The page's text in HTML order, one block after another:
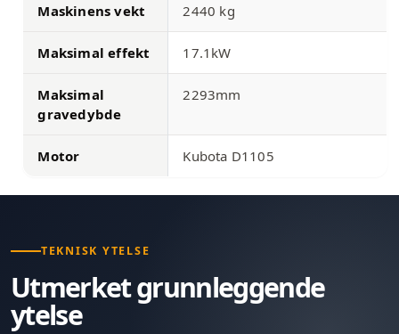
Maskinens vekt 2440 kg
Maksimal effekt 17.1kW
Maksimal
gravedybde
2293mm
Motor Kubota D1105
TEKNISK YTELSE
Utmerket grunnleggende
ytelse